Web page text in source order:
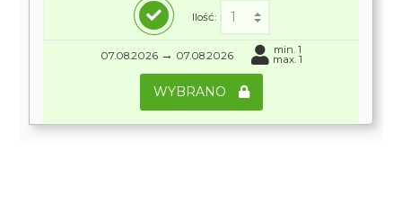
Ilość:
07.08.2026 → 07.08.2026 min. 1
max. 1
WYBRANO